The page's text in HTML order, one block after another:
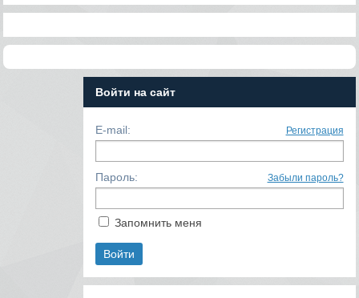
Войти на сайт
E-mail: Регистрация
Пароль: Забыли пароль?
Запомнить меня